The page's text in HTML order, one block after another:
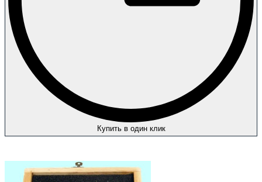
Купить в один клик